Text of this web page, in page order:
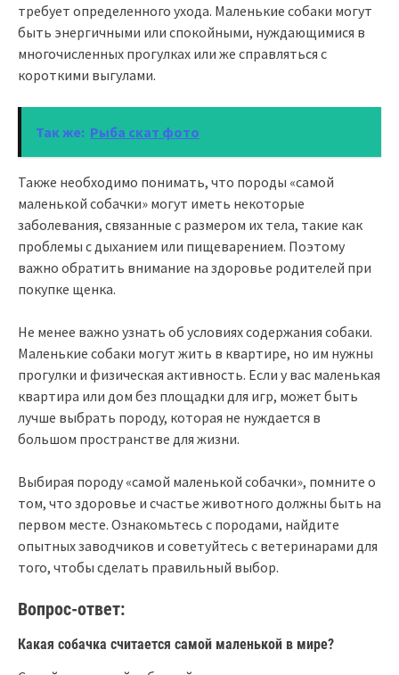
требует определенного ухода. Маленькие собаки могут
быть энергичными или спокойными, нуждающимися в
многочисленных прогулках или же справляться с
короткими выгулами.
Так же: Рыба скат фото
Также необходимо понимать, что породы «самой
маленькой собачки» могут иметь некоторые
заболевания, связанные с размером их тела, такие как
проблемы с дыханием или пищеварением. Поэтому
важно обратить внимание на здоровье родителей при
покупке щенка.
Не менее важно узнать об условиях содержания собаки.
Маленькие собаки могут жить в квартире, но им нужны
прогулки и физическая активность. Если у вас маленькая
квартира или дом без площадки для игр, может быть
лучше выбрать породу, которая не нуждается в
большом пространстве для жизни.
Выбирая породу «самой маленькой собачки», помните о
том, что здоровье и счастье животного должны быть на
первом месте. Ознакомьтесь с породами, найдите
опытных заводчиков и советуйтесь с ветеринарами для
того, чтобы сделать правильный выбор.
Вопрос-ответ:
Какая собачка считается самой маленькой в мире?